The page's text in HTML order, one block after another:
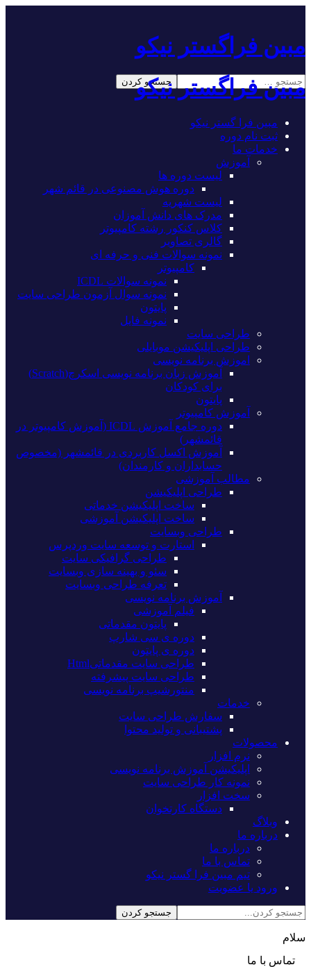
مبین فراگستر نیکو
مبین فراگستر نیکو
مبین فرا گستر نیکو
ثبت نام دوره
خدمات ما
آموزش
لیست دوره ها
دوره هوش مصنوعی در قائم شهر
لیست شهریه
مدرک های دانش آموزان
کلاس کنکور رشته کامپیوتر
گالری تصاویر
نمونه سوالات فنی و حرفه ای
کامپیوتر
نمونه سوالات ICDL
نمونه سوال آزمون طراحی سایت
پایتون
نمونه فایل
طراحی سایت
طراحی اپلیکیشن موبایلی
اموزش برنامه نویسی
آموزش زبان برنامه نویسی اسکرچ(Scratch)
برای کودکان
پایتون
آموزش کامپیوتر
دوره جامع آموزش ICDL (آموزش کامپیوتر در
قائمشهر)
آموزش اکسل کاربردی در قائمشهر (مخصوص
حسابداران و کارمندان)
مطالب آموزشی
طراحی اپلیکیشن
ساخت اپلیکیشن خدماتی
ساخت اپلیکیشن آموزشی
طراحی وبسایت
استارت و توسعه سایت وردپرس
طراحی گرافیکی سایت
سئو و بهینه سازی وبسایت
تعرفه طراحی وبسایت
آموزش برنامه نویسی
فیلم آموزشی
پایتون مقدماتی
دوره ی سی شارپ
دوره ی پایتون
طراحی سایت مقدماتیHtml
طراحی سایت پیشرفته
منتورشیپ برنامه نویسی
خدمات
سفارش طراحی سایت
پشتیبانی و تولید محتوا
محصولات
نرم افزار
اپلیکیشن آموزش برنامه نویسی
نمونه کار طراحی سایت
سخت افزار
دستگاه کارتخوان
وبلاگ
درباره ما
درباره ما
تماس با ما
تیم مبین فرا گستر نیکو
ورود یا عضویت
سلام
تماس با ما